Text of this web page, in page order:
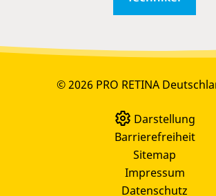
© 2026 PRO RETINA
Darstellung
Barrierefreiheit
Sitemap
Impressum
Datenschutz